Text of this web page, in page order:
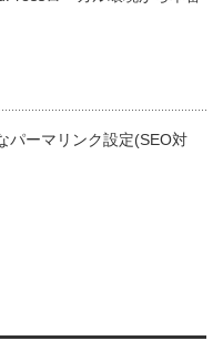
パーマリンク設定(SEO対